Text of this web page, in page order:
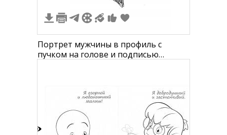
Портрет мужчины в профиль с
пучком на голове и подписью